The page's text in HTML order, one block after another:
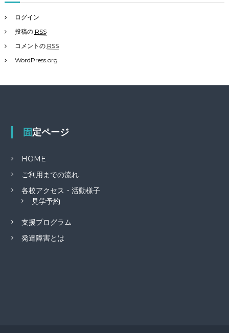
ログイン
投稿の RSS
コメントの RSS
WordPress.org
固定ページ
HOME
ご利用までの流れ
各校アクセス・活動様子
見学予約
支援プログラム
発達障害とは